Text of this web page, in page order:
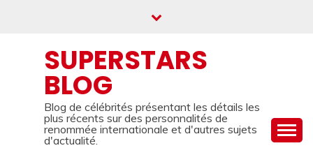
SUPERSTARS
BLOG
Blog de célébrités présentant les détails les
plus récents sur des personnalités de
renommée internationale et d'autres sujets
d'actualité.